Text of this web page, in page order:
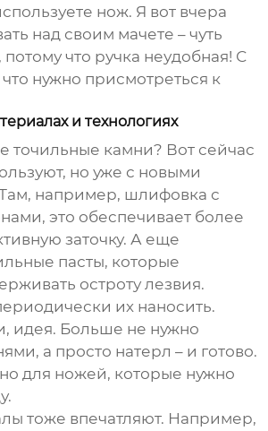
нож. Я вот вчера
над своим мачете – чуть
что ручка неудобная! С
нужно присмотреться к
и технологиях
точильные камни? Вот сейчас
но уже с новыми
например, шлифовка с
это обеспечивает более
заточку. А еще
пасты, которые
остроту лезвия.
их наносить.
идея. Больше не нужно
а просто натерл – и готово.
для ножей, которые нужно
тоже впечатляют. Например,